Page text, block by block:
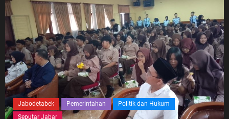
Jabodetabek Pemerintahan
Politik dan Hukum
Seputar Jabar